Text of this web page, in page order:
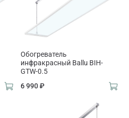
Обогреватель
инфракрасный Ballu BIH-
GTW-0.5
6 990 ₽